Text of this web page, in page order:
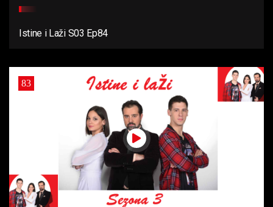
Istine i Laži S03 Ep84
83